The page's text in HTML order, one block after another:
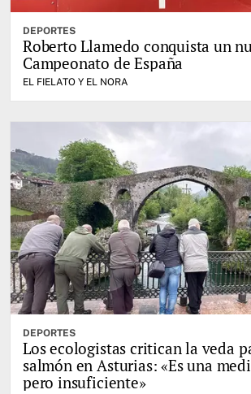
DEPORTES
Roberto Llamedo conquista un
Campeonato de España
EL FIELATO Y EL NORA
DEPORTES
Los ecologistas critican la veda
salmón en Asturias: «Es una
pero insuficiente»